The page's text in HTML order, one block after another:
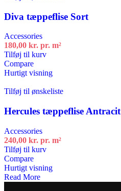
Diva tæppeflise Sort
Accessories
180,00 kr. pr. m²
Tilføj til kurv
Compare
Hurtigt visning
Tilføj til ønskeliste
Hercules tæppeflise Antracit
Accessories
240,00 kr. pr. m²
Tilføj til kurv
Compare
Hurtigt visning
Read More